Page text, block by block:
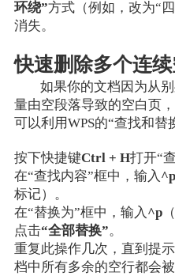
环绕”方式（例如，改为“
消失。
快速删除多个连
如果你的文档因为从
量由空段落导致的空白页
可以利用WPS的“查找和替
按下快捷键Ctrl + H打开“
在“查找内容”框中，输入
标记）。
在“替换为”框中，输入 ^p
点击“全部替换”。
重复此操作几次，直到提
档中所有多余的空行都会